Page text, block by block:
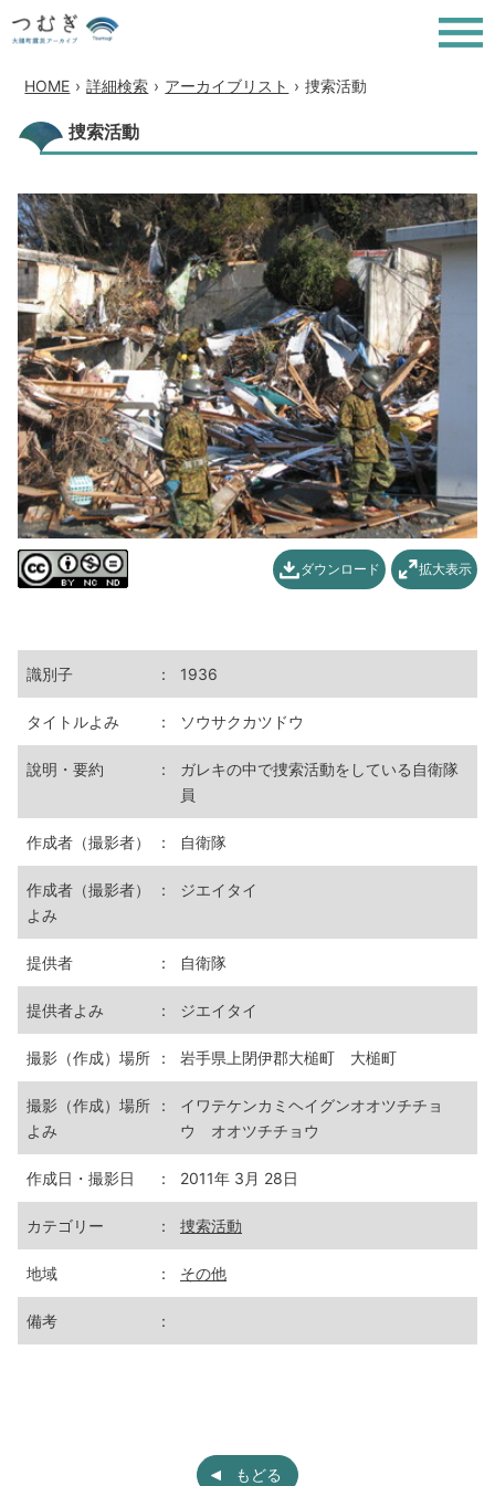
HOME › 詳細検索 › アーカイブリスト › 捜索活動
捜索活動
拡大表示
ダウンロード
識別子 ： 1936
タイトルよみ ： ソウサクカツドウ
說明・要約 ：
ガレキの中で捜索活動をしている自衛隊
員
作成者（撮影者） ： 自衛隊
作成者（撮影者）
よみ
： ジエイタイ
提供者 ： 自衛隊
提供者よみ ： ジエイタイ
撮影（作成）場所 ： 岩手県上閉伊郡大槌町 大槌町
撮影（作成）場所
よみ
：
イワテケンカミヘイグンオオツチチョ
ウ オオツチチョウ
作成日・撮影日 ： 2011年 3月 28日
カテゴリー ： 捜索活動
地域 ： その他
備考 ：
もどる